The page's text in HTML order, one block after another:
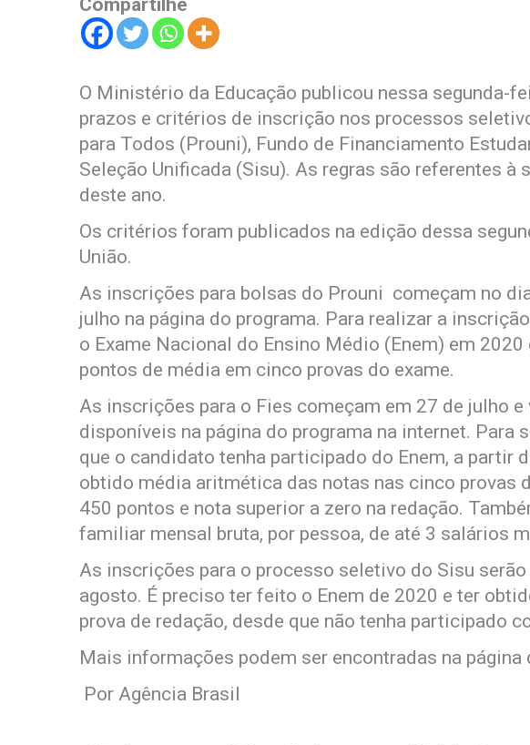
Compartilhe
O Ministério da Educação publicou nessa segunda-
prazos e critérios de inscrição nos processos
para Todos (Prouni), Fundo de Financiamento
Seleção Unificada (Sisu). As regras são referentes à
deste ano.
Os critérios foram publicados na edição dessa
União.
As inscrições para bolsas do Prouni começam no
julho na página do programa. Para realizar a
o Exame Nacional do Ensino Médio (Enem) em
pontos de média em cinco provas do exame.
As inscrições para o Fies começam em 27 de julho
disponíveis na página do programa na internet. Para
que o candidato tenha participado do Enem, a partir
obtido média aritmética das notas nas cinco provas
450 pontos e nota superior a zero na redação.
familiar mensal bruta, por pessoa, de até 3 salários
As inscrições para o processo seletivo do Sisu
agosto. É preciso ter feito o Enem de 2020 e ter
prova de redação, desde que não tenha participado
Mais informações podem ser encontradas na
Por Agência Brasil